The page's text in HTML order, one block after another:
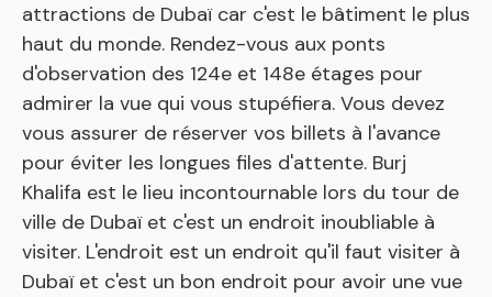
attractions de Dubaï car c'est le bâtiment le plus
haut du monde. Rendez-vous aux ponts
d'observation des 124e et 148e étages pour
admirer la vue qui vous stupéfiera. Vous devez
vous assurer de réserver vos billets à l'avance
pour éviter les longues files d'attente. Burj
Khalifa est le lieu incontournable lors du tour de
ville de Dubaï et c'est un endroit inoubliable à
visiter. L'endroit est un endroit qu'il faut visiter à
Dubaï et c'est un bon endroit pour avoir une vue